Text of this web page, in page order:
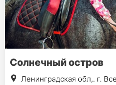
Солнечный остров
Ленинградская обл,. г.